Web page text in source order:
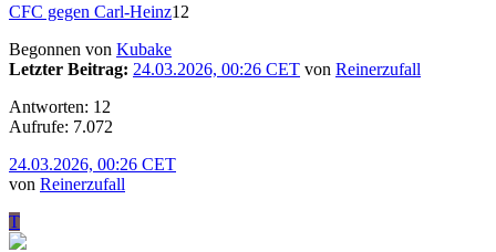
CFC gegen Carl-Heinz12
Begonnen von Kubake
Letzter Beitrag: 24.03.2026, 00:26 CET von Reinerzufall
Antworten: 12
Aufrufe: 7.072
24.03.2026, 00:26 CET
von Reinerzufall
T